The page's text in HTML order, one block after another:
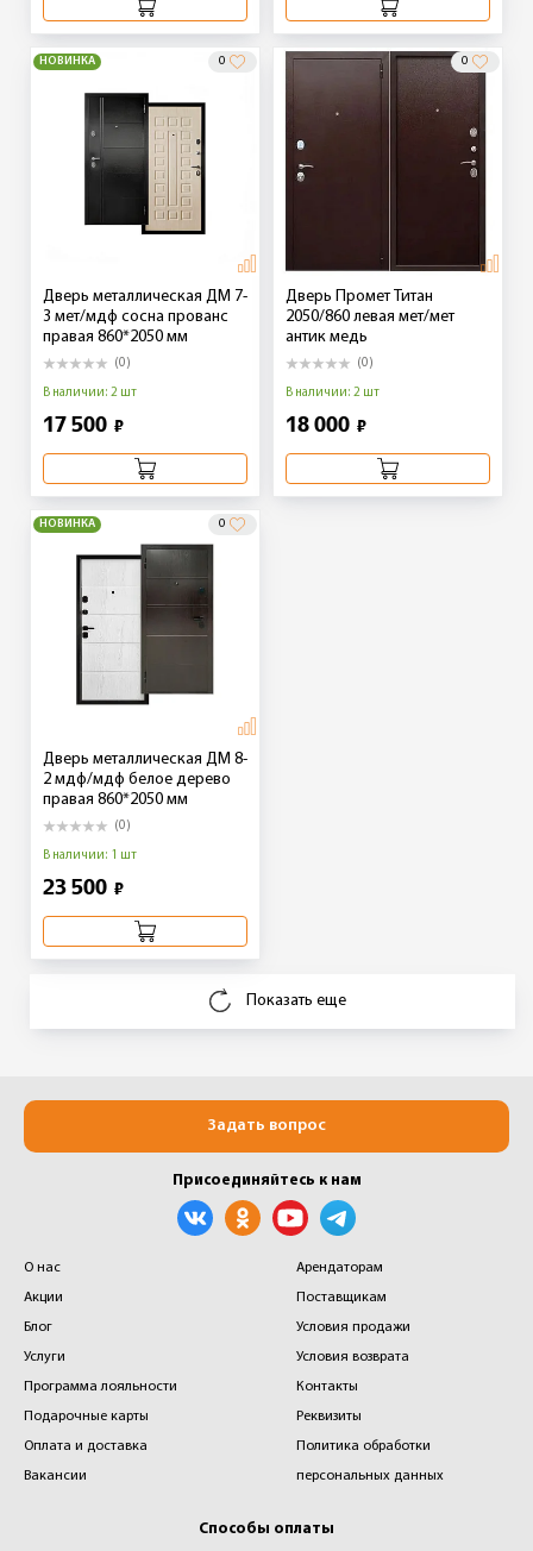
НОВИНКА 0
Дверь металлическая ДМ 7-
3 мет/мдф сосна прованс
правая 860*2050 мм
(0)
В наличии: 2 шт
17 500 ₽
0
Дверь Промет Титан
2050/860 левая мет/мет
антик медь
(0)
В наличии: 2 шт
18 000 ₽
НОВИНКА 0
Дверь металлическая ДМ 8-
2 мдф/мдф белое дерево
правая 860*2050 мм
(0)
В наличии: 1 шт
23 500 ₽
Показать еще
О нас
Акции
Блог
Услуги
Программа лояльности
Подарочные карты
Оплата и доставка
Вакансии
Арендаторам
Поставщикам
Условия продажи
Условия возврата
Контакты
Реквизиты
Политика обработки
персональных данных
Способы оплаты
Задать вопрос
Присоединяйтесь к нам